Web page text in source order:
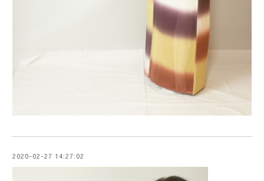
2020-02-27 14:27:02